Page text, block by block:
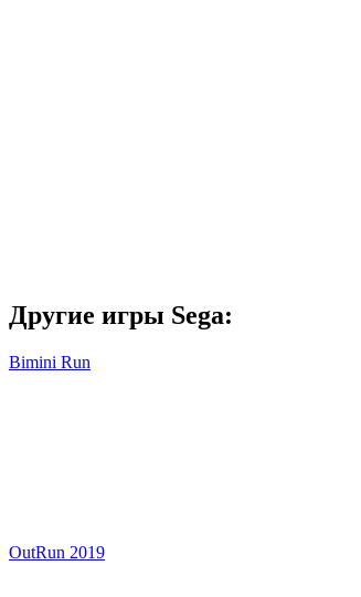
Другие игры Sega:
Bimini Run
OutRun 2019